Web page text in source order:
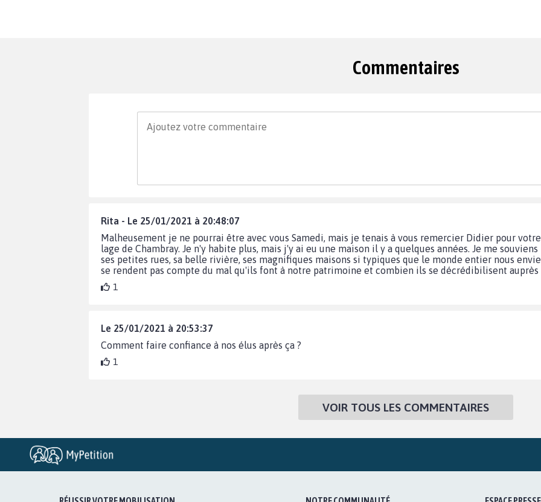
Commentaires
Rita - Le 25/01/2021 à 20:48:07
Malheusement je ne pourrai être avec vous Samedi, mais je tenais à vous remercier Didier pour
lage de Chambray. Je n'y habite plus, mais j'y ai eu une maison il y a quelques années. Je me
ses petites rues, sa belle rivière, ses magnifiques maisons si typiques que le monde entier nous
se rendent pas compte du mal qu'ils font à notre patrimoine et combien ils se décrédibilisent auprès
1
Le 25/01/2021 à 20:53:37
Comment faire confiance à nos élus après ça ?
1
VOIR TOUS LES COMMENTAIRES